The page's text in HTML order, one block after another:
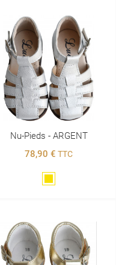
Nu-Pieds - ARGENT
78,90 € TTC